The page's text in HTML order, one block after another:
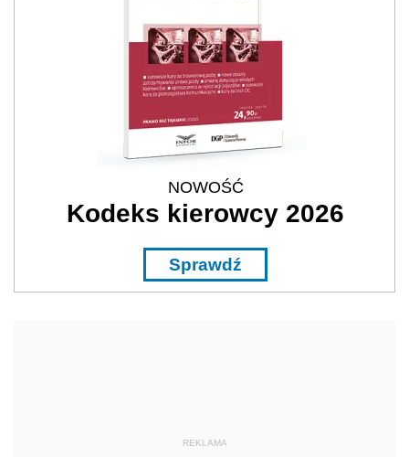
NOWOŚĆ
Kodeks kierowcy 2026
Sprawdź
REKLAMA